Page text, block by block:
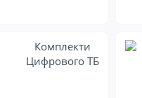
Комплекти
Цифрового ТБ